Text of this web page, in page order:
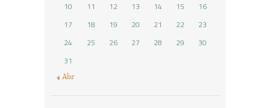
10
11 12 13 14 15
16
17
18 19 20 21 22
23
24
25 26 27 28 29
30
31
« Abr